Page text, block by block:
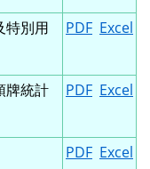
特別用
PDF Excel
牌統計
PDF Excel
PDF Excel